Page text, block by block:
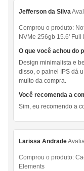
Jefferson da Silva
Comprou o produto:
NVMe 256gb 15.6' Full
O que você achou do
Design minimalista e
disso, o painel IPS dá
muito da compra.
Você recomenda a
Sim, eu recomendo a
Larissa Andrade
Comprou o produto:
Elements